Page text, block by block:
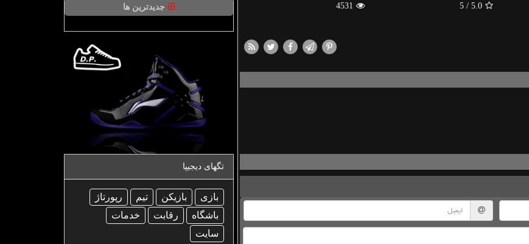
5.0
/ 5
4531 جدیدترین ها
تگهای دیجیپا
بازی بازیكن تیم
رپورتاژ
باشگاه
رقابت
خدمات
سایت